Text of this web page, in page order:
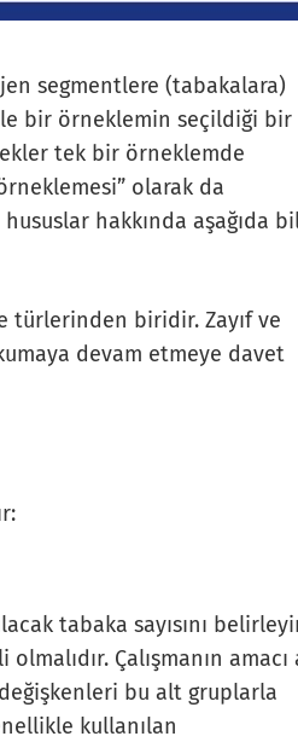
segmentlere (tabakalara)
bir örneklemin seçildiği bir
tek bir örneklemde
olarak da
hakkında aşağıda
türlerinden biridir. Zayıf ve
devam etmeye davet
tabaka sayısını
Çalışmanın amacı
bu alt gruplarla
kullanılan